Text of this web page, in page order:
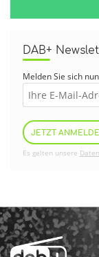
DAB+
Melden Sie sich
JETZT
Es gelten unsere